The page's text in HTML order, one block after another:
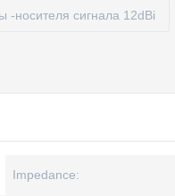
-носителя сигнала 12dBi
Impedance: